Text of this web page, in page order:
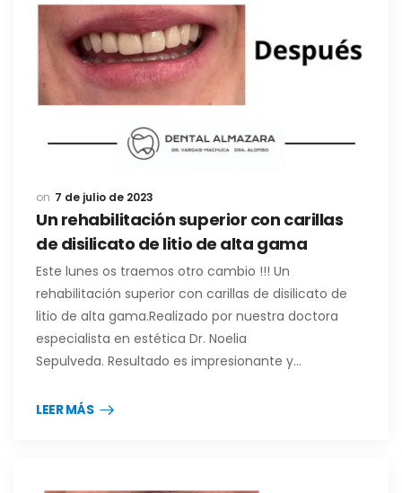
7 de julio de 2023
Un rehabilitación superior con carillas
de disilicato de litio de alta gama
Este lunes os traemos otro cambio !!! Un
rehabilitación superior con carillas de disilicato de
litio de alta gama.Realizado por nuestra doctora
especialista en estética Dr. Noelia
Sepulveda. Resultado es impresionante y…
LEER MÁS